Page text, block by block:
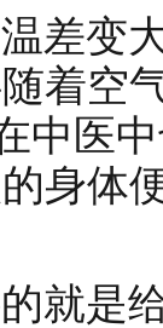
差变
着空
中医
身体
就是